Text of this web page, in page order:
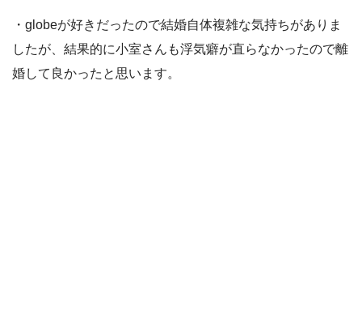
・globeが好きだったので結婚自体複雑な気持ちがありま
したが、結果的に小室さんも浮気癖が直らなかったので離
婚して良かったと思います。